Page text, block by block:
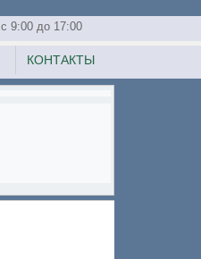
c 9:00 до 17:00
КОНТАКТЫ